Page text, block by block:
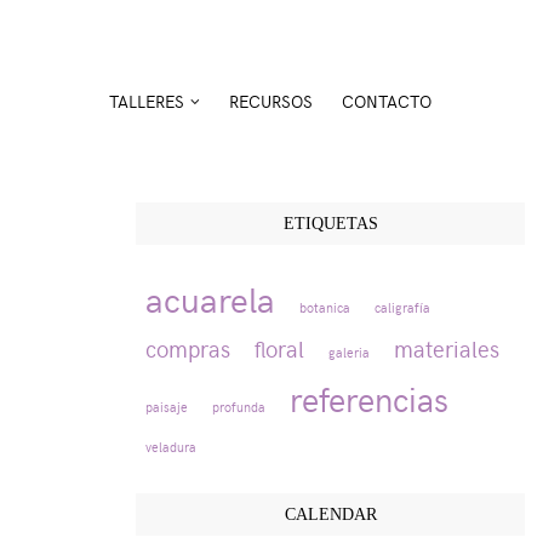
TALLERES RECURSOS CONTACTO
ETIQUETAS
acuarela botanica caligrafía
compras floral galeria materiales
paisaje profunda referencias
veladura
CALENDAR